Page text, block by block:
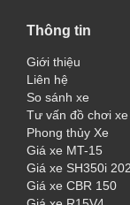
Thông tin
Giới thiệu
Liên hệ
So sánh xe
Tư vấn đồ chơi xe
Phong thủy Xe
Giá xe MT-15
Giá xe SH350i
Giá xe CBR 150